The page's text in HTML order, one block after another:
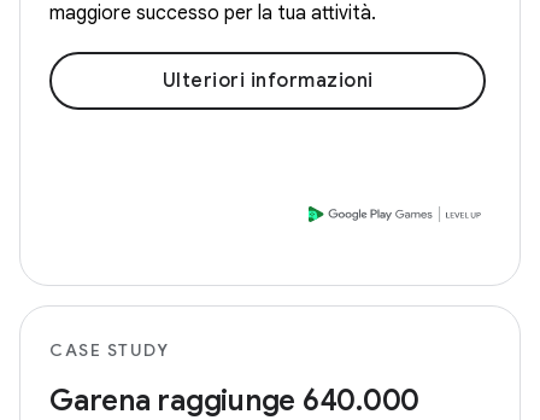
maggiore successo per la tua attività.
Ulteriori informazioni
CASE STUDY
Garena raggiunge 640.000